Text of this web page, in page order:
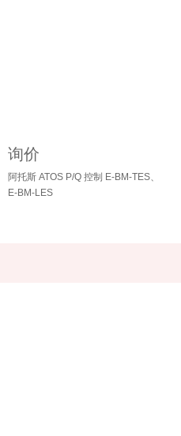
询价
阿托斯 ATOS P/Q 控制 E-BM-TES、
E-BM-LES